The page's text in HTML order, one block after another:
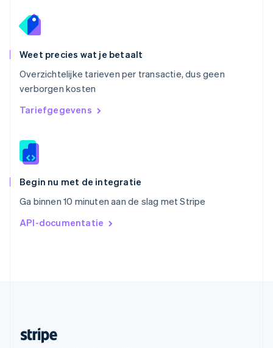
Weet precies wat je betaalt
Overzichtelijke tarieven per transactie, dus geen
verborgen kosten
Tariefgegevens
Begin nu met de integratie
Ga binnen 10 minuten aan de slag met Stripe
API-documentatie
Roemenië
English
English简体中文
EnglishItaliano
Slowakije
English
Spanje
Thailand
Tsjechië
English
简体中文English
English